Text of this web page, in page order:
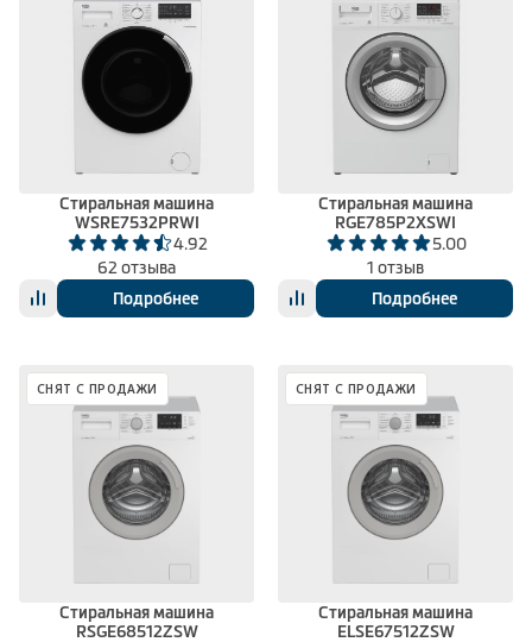
Стиральная машина
WSRE7532PRWI
4.92
62 отзыва
Подробнее
Стиральная машина
RGE785P2XSWI
5.00
1 отзыв
Подробнее
СНЯТ С ПРОДАЖИ
Стиральная машина
RSGE68512ZSW
СНЯТ С ПРОДАЖИ
Стиральная машина
ELSE67512ZSW